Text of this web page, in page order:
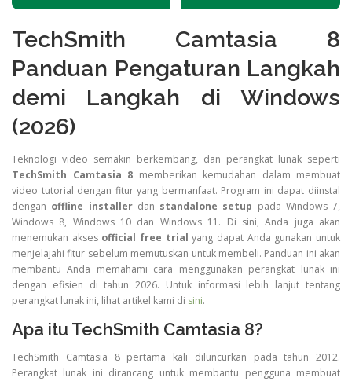
TechSmith Camtasia 8
Panduan Pengaturan Langkah
demi Langkah di Windows
(2026)
Teknologi video semakin berkembang, dan perangkat lunak seperti
TechSmith Camtasia 8 memberikan kemudahan dalam membuat
video tutorial dengan fitur yang bermanfaat. Program ini dapat diinstal
dengan offline installerdan standalone setup pada Windows 7,
Windows 8, Windows 10 dan Windows 11. Di sini, Anda juga akan
menemukan akses official free trial yang dapat Anda gunakan untuk
menjelajahi fitur sebelum memutuskan untuk membeli. Panduan ini akan
membantu Anda memahami cara menggunakan perangkat lunak ini
dengan efisien di tahun 2026. Untuk informasi lebih lanjut tentang
perangkat lunak ini, lihat artikel kami di sini.
Apa itu TechSmith Camtasia 8?
TechSmith Camtasia 8 pertama kali diluncurkan pada tahun 2012.
Perangkat lunak ini dirancang untuk membantu pengguna membuat